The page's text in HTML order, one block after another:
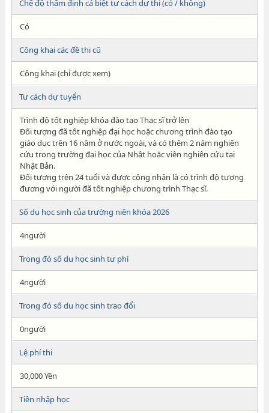
Chế độ thẩm định cá biệt tư cách dự thi (có / không)
Có
Công khai các đề thi cũ
Công khai (chỉ được xem)
Tư cách dự tuyển
Trình độ tốt nghiệp khóa đào tạo Thạc sĩ trở lên
Đối tượng đã tốt nghiệp đại học hoặc chương trình đào tạo
giáo dục trên 16 năm ở nước ngoài, và có thêm 2 năm nghiên
cứu trong trường đại học của Nhật hoặc viên nghiên cứu tại
Nhật Bản.
Đối tượng trên 24 tuổi và được công nhận là có trình độ tương
đương với người đã tốt nghiệp chương trình Thạc sĩ.
Số du học sinh của trường niên khóa 2026
4người
Trong đó số du học sinh tư phí
4người
Trong đó số du học sinh trao đổi
0người
Lệ phí thi
30,000 Yên
Tiền nhập học